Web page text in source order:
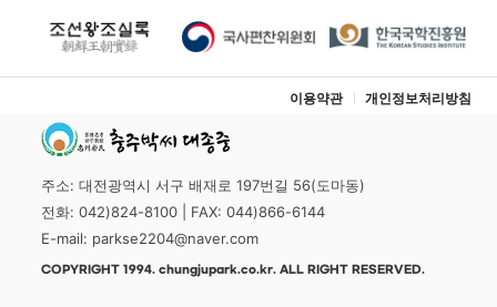
이용약관 개인정보처리방침
주소: 대전광역시 서구 배재로 197번길 56(도마동)
전화: 042)824-8100 | FAX: 044)866-6144
E-mail: parkse2204@naver.com
COPYRIGHT 1994. chungjupark.co.kr. ALL RIGHT RESERVED.